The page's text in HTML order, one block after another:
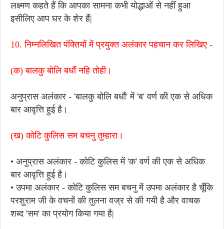
लक्ष्मण कहते हैं कि आपका सामना कभी योद्धाओं से नहीं हुआ
इसीलिए आप घर के शेर हैं|
10. निम्नलिखित पंक्तियों में प्रयुक्त अलंकार पहचान कर लिखिए -
(क) बालकु बोलि बधौं नहि तोही।
अनुप्रास अलंकार - 'बालकु बोलि बधौं' में 'ब' वर्ण की एक से अधिक
बार आवृत्ति हुई है।
(ख) कोटि कुलिस सम बचनु तुम्हारा।
• अनुप्रास अलंकार - कोटि कुलिस में 'क' वर्ण की एक से अधिक
बार आवृत्ति हुई है।
• उपमा अलंकार - कोटि कुलिस सम बचनु में उपमा अलंकार है चूँकि
परशुराम जी के वचनों की तुलना वज्र से की गयी है और वाचक
शब्द 'सम' का प्रयोग किया गया है|